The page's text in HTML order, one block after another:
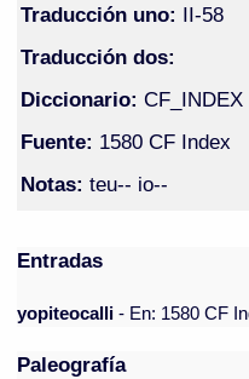
Traducción uno: II-58
Traducción dos:
Diccionario: CF_INDEX
Fuente: 1580 CF Index
Notas: teu-- io--
Entradas
yopiteocalli- En: 1580 CF
Paleografía